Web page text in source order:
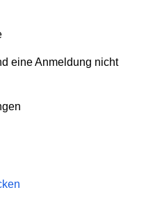
eine Anmeldung nicht